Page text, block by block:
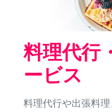
料理代行
ービス
料理代行や出張料